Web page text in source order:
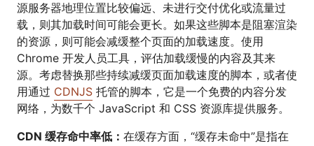
源服务器地理位置比较偏远、未进行交付优化或流量过
载，则其加载时间可能会更长。如果这些脚本是阻塞渲染
的资源，则可能会减缓整个页面的加载速度。使用
Chrome 开发人员工具，评估加载缓慢的内容及其来
源。考虑替换那些持续减缓页面加载速度的脚本，或者使
用通过 CDNJS 托管的脚本，它是一个免费的内容分发
网络，为数千个 JavaScript 和 CSS 资源库提供服务。
CDN 缓存命中率低： 在缓存方面，“缓存未命中”是指在